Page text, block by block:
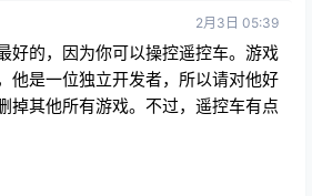
好的，因为你可以操控遥控车。游戏
他是一位独立开发者，所以请对他好
掉其他所有游戏。不过，遥控车有点